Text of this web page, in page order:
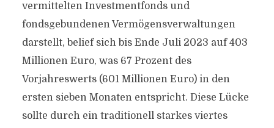
vermittelten Investmentfonds und
fondsgebundenen Vermögensverwaltungen
darstellt, belief sich bis Ende Juli 2023 auf 403
Millionen Euro, was 67 Prozent des
Vorjahreswerts (601 Millionen Euro) in den
ersten sieben Monaten entspricht. Diese Lücke
sollte durch ein traditionell starkes viertes